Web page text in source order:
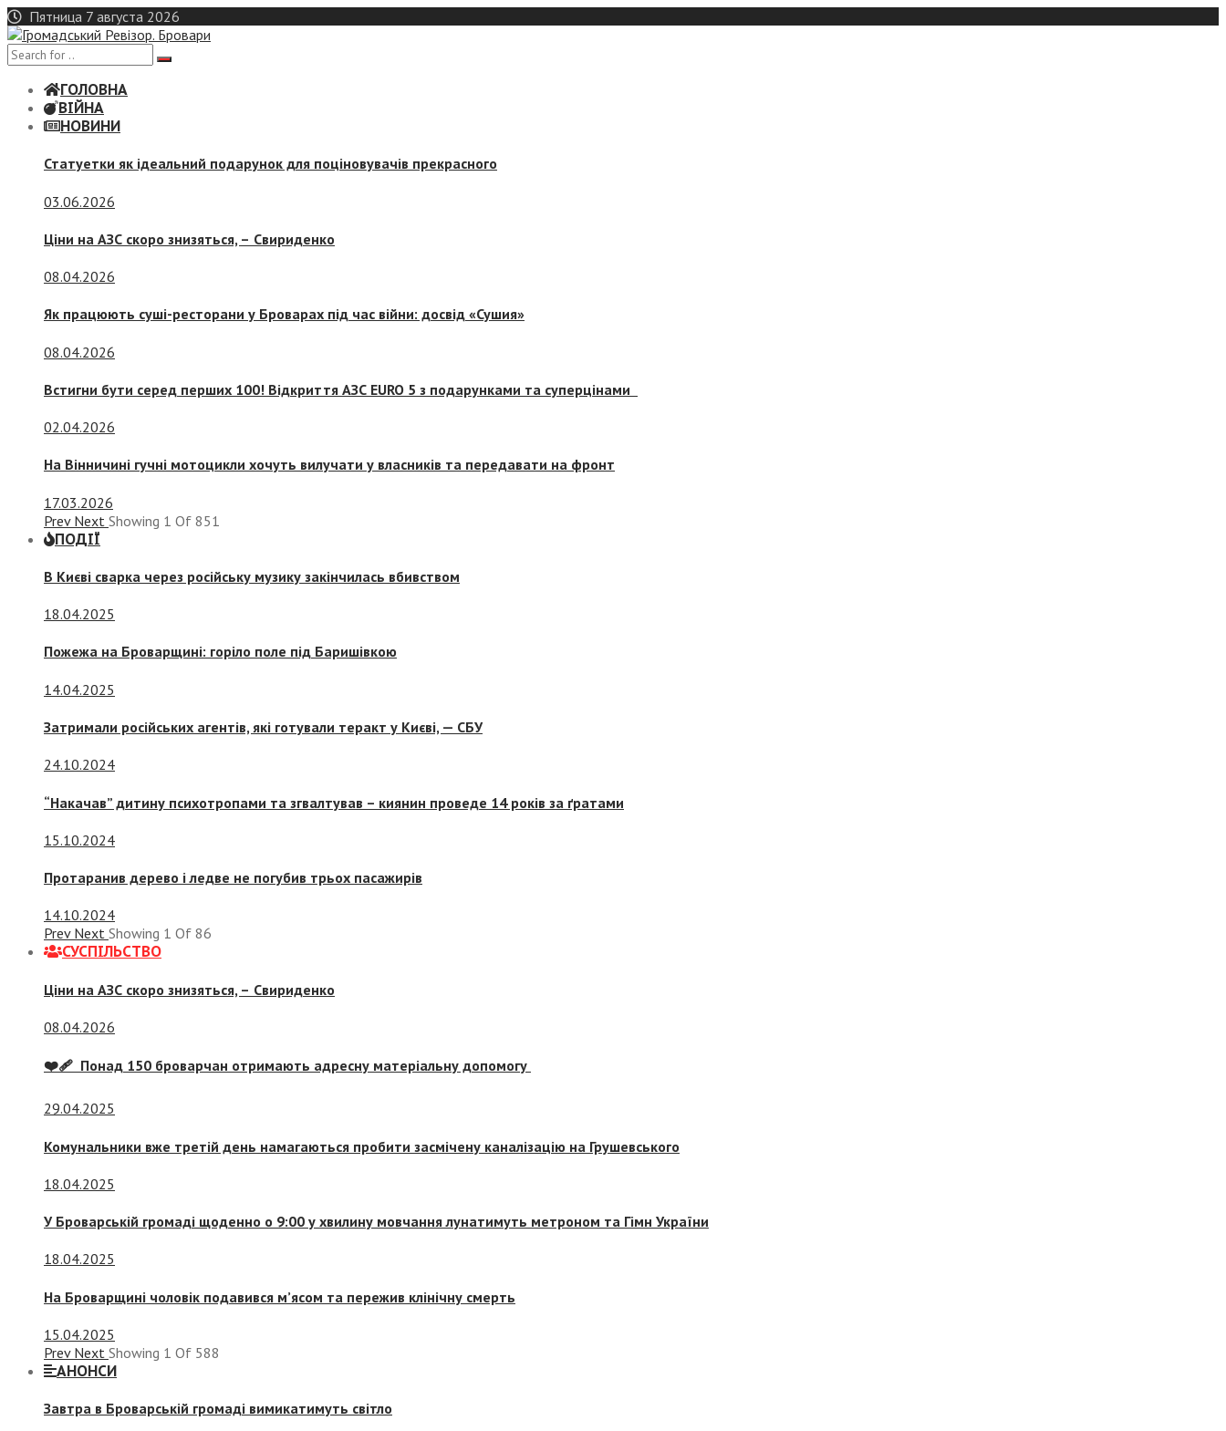
Skip
to
content
Пятница 7 августа 2026
ГОЛОВНА
ВІЙНА
НОВИНИ
Статуетки як ідеальний подарунок для поціновувачів прекрасного
03.06.2026
Ціни на АЗС скоро знизяться, – Свириденко
08.04.2026
Як працюють суші-ресторани у Броварах під час війни: досвід «Сушия»
08.04.2026
Встигни бути серед перших 100! Відкриття АЗС EURO 5 з подарунками та суперцінами
02.04.2026
На Вінничині гучні мотоцикли хочуть вилучати у власників та передавати на фронт
17.03.2026
Prev Next Showing 1 Of 851
ПОДІЇ
В Києві сварка через російську музику закінчилась вбивством
18.04.2025
Пожежа на Броварщині: горіло поле під Баришівкою
14.04.2025
Затримали російських агентів, які готували теракт у Києві, — СБУ
24.10.2024
“Накачав” дитину психотропами та згвалтував – киянин проведе 14 років за ґратами
15.10.2024
Протаранив дерево і ледве не погубив трьох пасажирів
14.10.2024
Prev Next Showing 1 Of 86
СУСПIЛЬСТВО
Ціни на АЗС скоро знизяться, – Свириденко
08.04.2026
❤️‍🩹 Понад 150 броварчан отримають адресну матеріальну допомогу
29.04.2025
Комунальники вже третій день намагаються пробити засмічену каналізацію на Грушевського
18.04.2025
У Броварській громаді щоденно о 9:00 у хвилину мовчання лунатимуть метроном та Гімн України
18.04.2025
На Броварщині чоловік подавився м’ясом та пережив клінічну смерть
15.04.2025
Prev Next Showing 1 Of 588
АНОНСИ
Завтра в Броварській громаді вимикатимуть світло